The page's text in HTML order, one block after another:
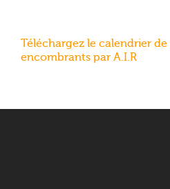
Téléchargez le calendrier
encombrants par A.I.R